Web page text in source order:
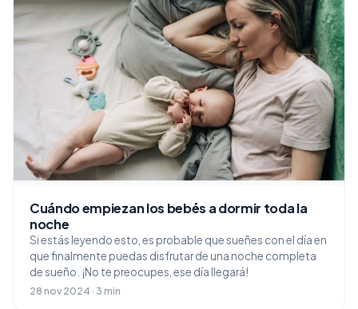
Cuándo empiezan los bebés a dormir toda la
noche
Si estás leyendo esto, es probable que sueñes con el día en
que finalmente puedas disfrutar de una noche completa
de sueño. ¡No te preocupes, ese día llegará!
28 nov 2024 · 3 min